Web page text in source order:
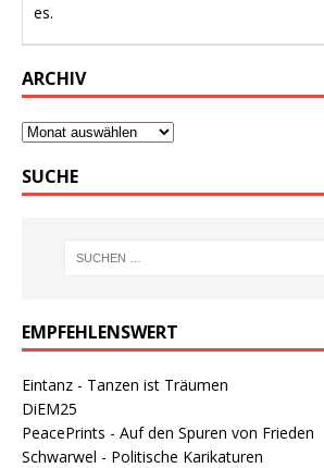
es.
ARCHIV
SUCHE
EMPFEHLENSWERT
Eintanz - Tanzen ist Träumen
DiEM25
PeacePrints - Auf den Spuren von Frieden
Schwarwel - Politische Karikaturen